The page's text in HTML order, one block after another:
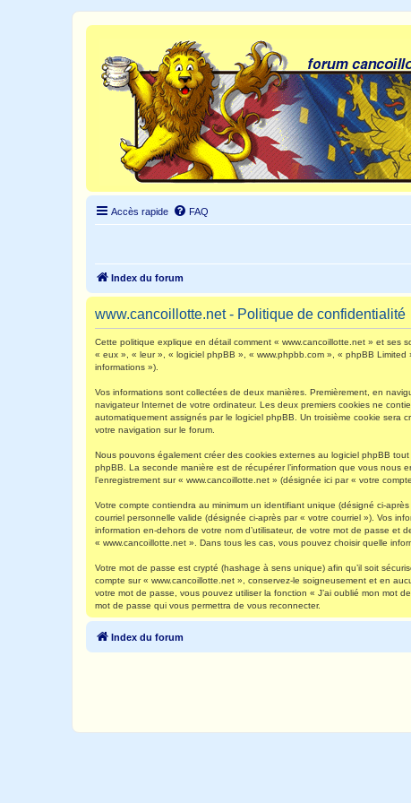
Accès rapide FAQ
Index du forum
www.cancoillotte.net - Politique de confidentialité
Cette politique explique en détail comment « www.cancoillotte.net » et ses
« eux », « leur », « logiciel phpBB », « www.phpbb.com », « phpBB
informations »).
Vos informations sont collectées de deux manières. Premièrement, en
navigateur Internet de votre ordinateur. Les deux premiers cookies ne
automatiquement assignés par le logiciel phpBB. Un troisième cookie sera
votre navigation sur le forum.
Nous pouvons également créer des cookies externes au logiciel phpBB
phpBB. La seconde manière est de récupérer l’information que vous nous
l’enregistrement sur « www.cancoillotte.net » (désignée ici par « votre
Votre compte contiendra au minimum un identifiant unique (désigné ci-
courriel personnelle valide (désignée ci-après par « votre courriel »). Vos
information en-dehors de votre nom d’utilisateur, de votre mot de passe et
« www.cancoillotte.net ». Dans tous les cas, vous pouvez choisir quelle
Votre mot de passe est crypté (hashage à sens unique) afin qu’il soit
compte sur « www.cancoillotte.net », conservez-le soigneusement et en
votre mot de passe, vous pouvez utiliser la fonction « J’ai oublié mon mot
mot de passe qui vous permettra de vous reconnecter.
Index du forum